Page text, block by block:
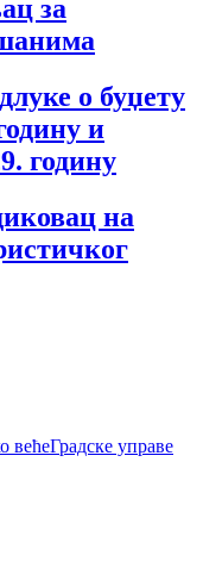
за
о буџету
и
годину
на
већеГрадске управе